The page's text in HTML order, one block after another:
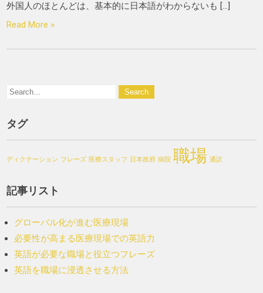
外国人のほとんどは、基本的に日本語がわからないも […]
Read More »
タグ
ディクテーション フレーズ 医療スタッフ 日本政府 病院 職場 通訳
記事リスト
グローバル化が進む医療現場
必要性が高まる医療現場での英語力
英語が必要な職場と役立つフレーズ
英語を職場に浸透させる方法